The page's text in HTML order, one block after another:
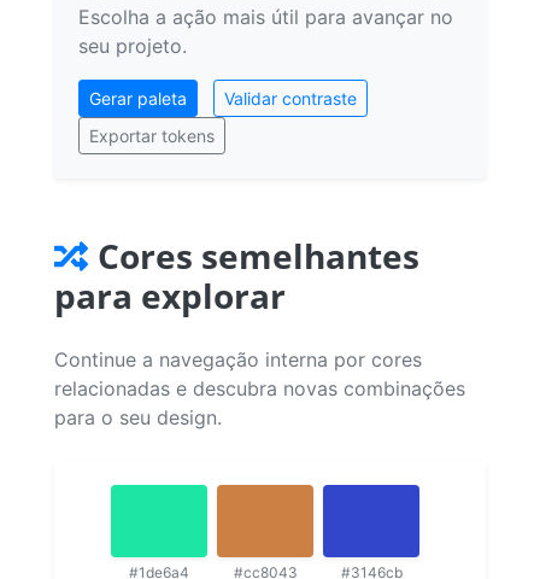
Escolha a ação mais útil para avançar no
seu projeto.
Gerar paleta
Validar contraste
Exportar tokens
Cores semelhantes
para explorar
Continue a navegação interna por cores
relacionadas e descubra novas combinações
para o seu design.
#1de6a4 #cc8043 #3146cb